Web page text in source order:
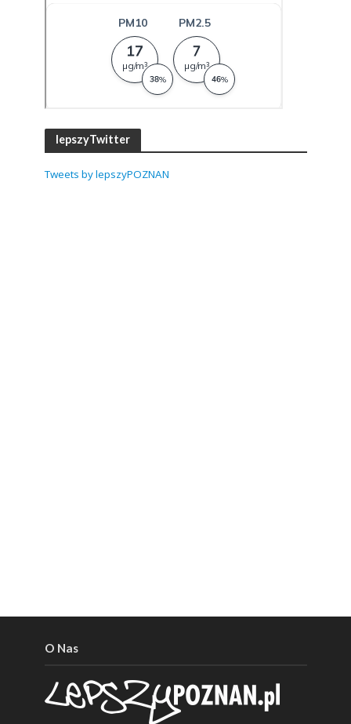
lepszyTwitter
Tweets by lepszyPOZNAN
O Nas